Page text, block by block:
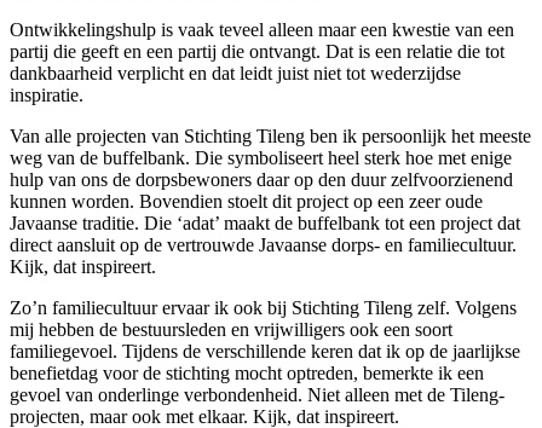
Ontwikkelingshulp is vaak teveel alleen maar een kwestie van een
partij die geeft en een partij die ontvangt. Dat is een relatie die tot
dankbaarheid verplicht en dat leidt juist niet tot wederzijdse
inspiratie.
Van alle projecten van Stichting Tileng ben ik persoonlijk het meeste
weg van de buffelbank. Die symboliseert heel sterk hoe met enige
hulp van ons de dorpsbewoners daar op den duur zelfvoorzienend
kunnen worden. Bovendien stoelt dit project op een zeer oude
Javaanse traditie. Die ‘adat’ maakt de buffelbank tot een project dat
direct aansluit op de vertrouwde Javaanse dorps- en familiecultuur.
Kijk, dat inspireert.
Zo’n familiecultuur ervaar ik ook bij Stichting Tileng zelf. Volgens
mij hebben de bestuursleden en vrijwilligers ook een soort
familiegevoel. Tijdens de verschillende keren dat ik op de jaarlijkse
benefietdag voor de stichting mocht optreden, bemerkte ik een
gevoel van onderlinge verbondenheid. Niet alleen met de Tileng-
projecten, maar ook met elkaar. Kijk, dat inspireert.